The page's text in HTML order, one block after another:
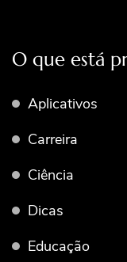
O que está
Aplicativos
Carreira
Ciência
Dicas
Educação